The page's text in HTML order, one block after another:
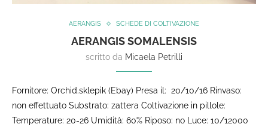
AERANGIS SCHEDE DI COLTIVAZIONE
AERANGIS SOMALENSIS
scritto da Micaela Petrilli
Fornitore: Orchid.sklepik (Ebay) Presa il: 20/10/16 Rinvaso:
non effettuato Substrato: zattera Coltivazione in pillole:
Temperature: 20-26 Umidità: 60% Riposo: no Luce: 10/12000